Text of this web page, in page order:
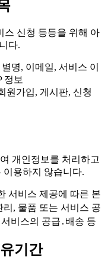
스 신청 등등을 위해 아
다.
명, 이메일, 서비스 이
정보
원가입, 게시판, 신청
개인정보를 처리하고
이용하지 않습니다.
서비스 제공에 따른 본
, 물품 또는 서비스 공
비스의 공급․배송 등
기간